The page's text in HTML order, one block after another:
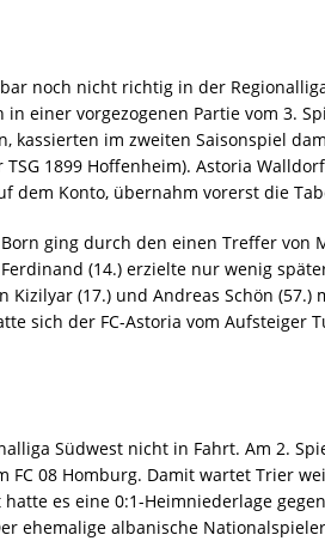
noch nicht richtig in der
einer vorgezogenen Partie vom 3.
kassierten im zweiten Saisonspiel
1899 Hoffenheim). Astoria
dem Konto, übernahm vorerst die
ging durch den einen Treffer von
(14.) erzielte nur wenig
(17.) und Andreas Schön (57.)
sich der FC-Astoria vom Aufsteiger
Südwest nicht in Fahrt. Am 2.
FC 08 Homburg. Damit wartet Trier
es eine 0:1-Heimniederlage
ehemalige albanische